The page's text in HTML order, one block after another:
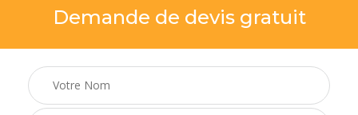
Demande de devis gratuit